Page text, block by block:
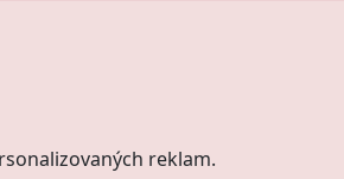
reklam.